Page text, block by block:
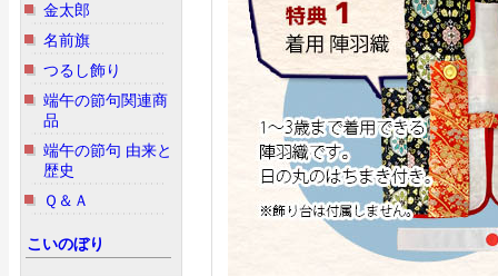
金太郎
名前旗
つるし飾り
端午の節句関連商
品
端午の節句 由来と
歴史
Ｑ＆Ａ
こいのぼり